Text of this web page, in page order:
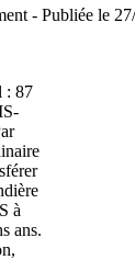
- Publiée le
: 87
à
ans.